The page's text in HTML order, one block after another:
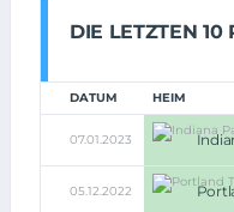
DIE LETZTEN 10
DATUM HEIM
07.01.2023
05.12.2022